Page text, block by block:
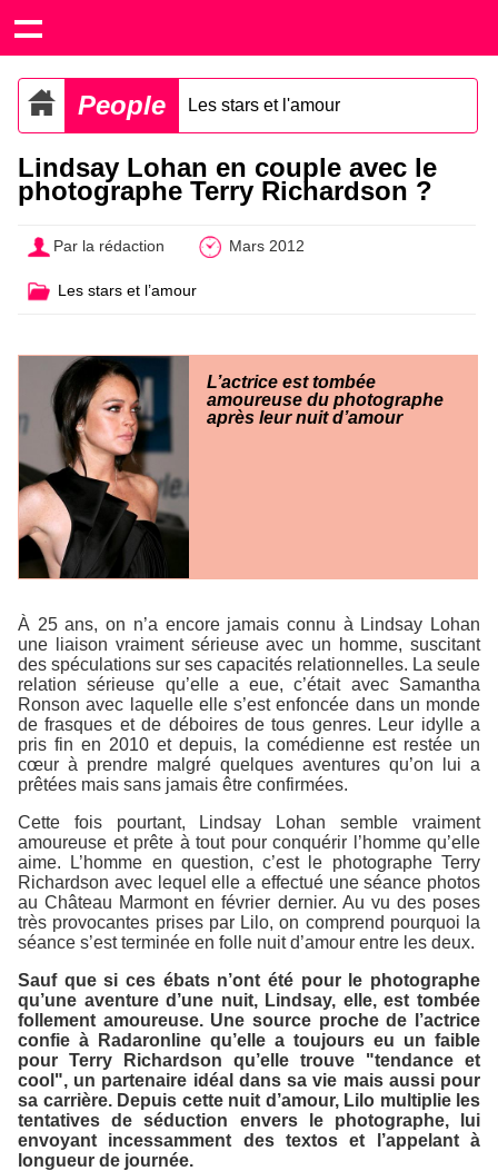
People Les stars et l'amour
Lindsay Lohan en couple avec le
photographe Terry Richardson ?
Par la rédaction Mars 2012
Les stars et l’amour
L’actrice est tombée
amoureuse du photographe
après leur nuit d’amour
À 25 ans, on n’a encore jamais connu à Lindsay Lohan
une liaison vraiment sérieuse avec un homme, suscitant
des spéculations sur ses capacités relationnelles. La seule
relation sérieuse qu’elle a eue, c’était avec Samantha
Ronson avec laquelle elle s’est enfoncée dans un monde
de frasques et de déboires de tous genres. Leur idylle a
pris fin en 2010 et depuis, la comédienne est restée un
cœur à prendre malgré quelques aventures qu’on lui a
prêtées mais sans jamais être confirmées.
Cette fois pourtant, Lindsay Lohan semble vraiment
amoureuse et prête à tout pour conquérir l’homme qu’elle
aime. L’homme en question, c’est le photographe Terry
Richardson avec lequel elle a effectué une séance photos
au Château Marmont en février dernier. Au vu des poses
très provocantes prises par Lilo, on comprend pourquoi la
séance s’est terminée en folle nuit d’amour entre les deux.
Sauf que si ces ébats n’ont été pour le photographe
qu’une aventure d’une nuit, Lindsay, elle, est tombée
follement amoureuse. Une source proche de l’actrice
confie à
Radaronline qu’elle a toujours eu un faible
pour Terry Richardson qu’elle trouve "tendance et
cool", un partenaire idéal dans sa vie mais aussi pour
sa carrière. Depuis cette nuit d’amour, Lilo multiplie les
tentatives de séduction envers le photographe, lui
envoyant incessamment des textos et l’appelant à
longueur de journée.